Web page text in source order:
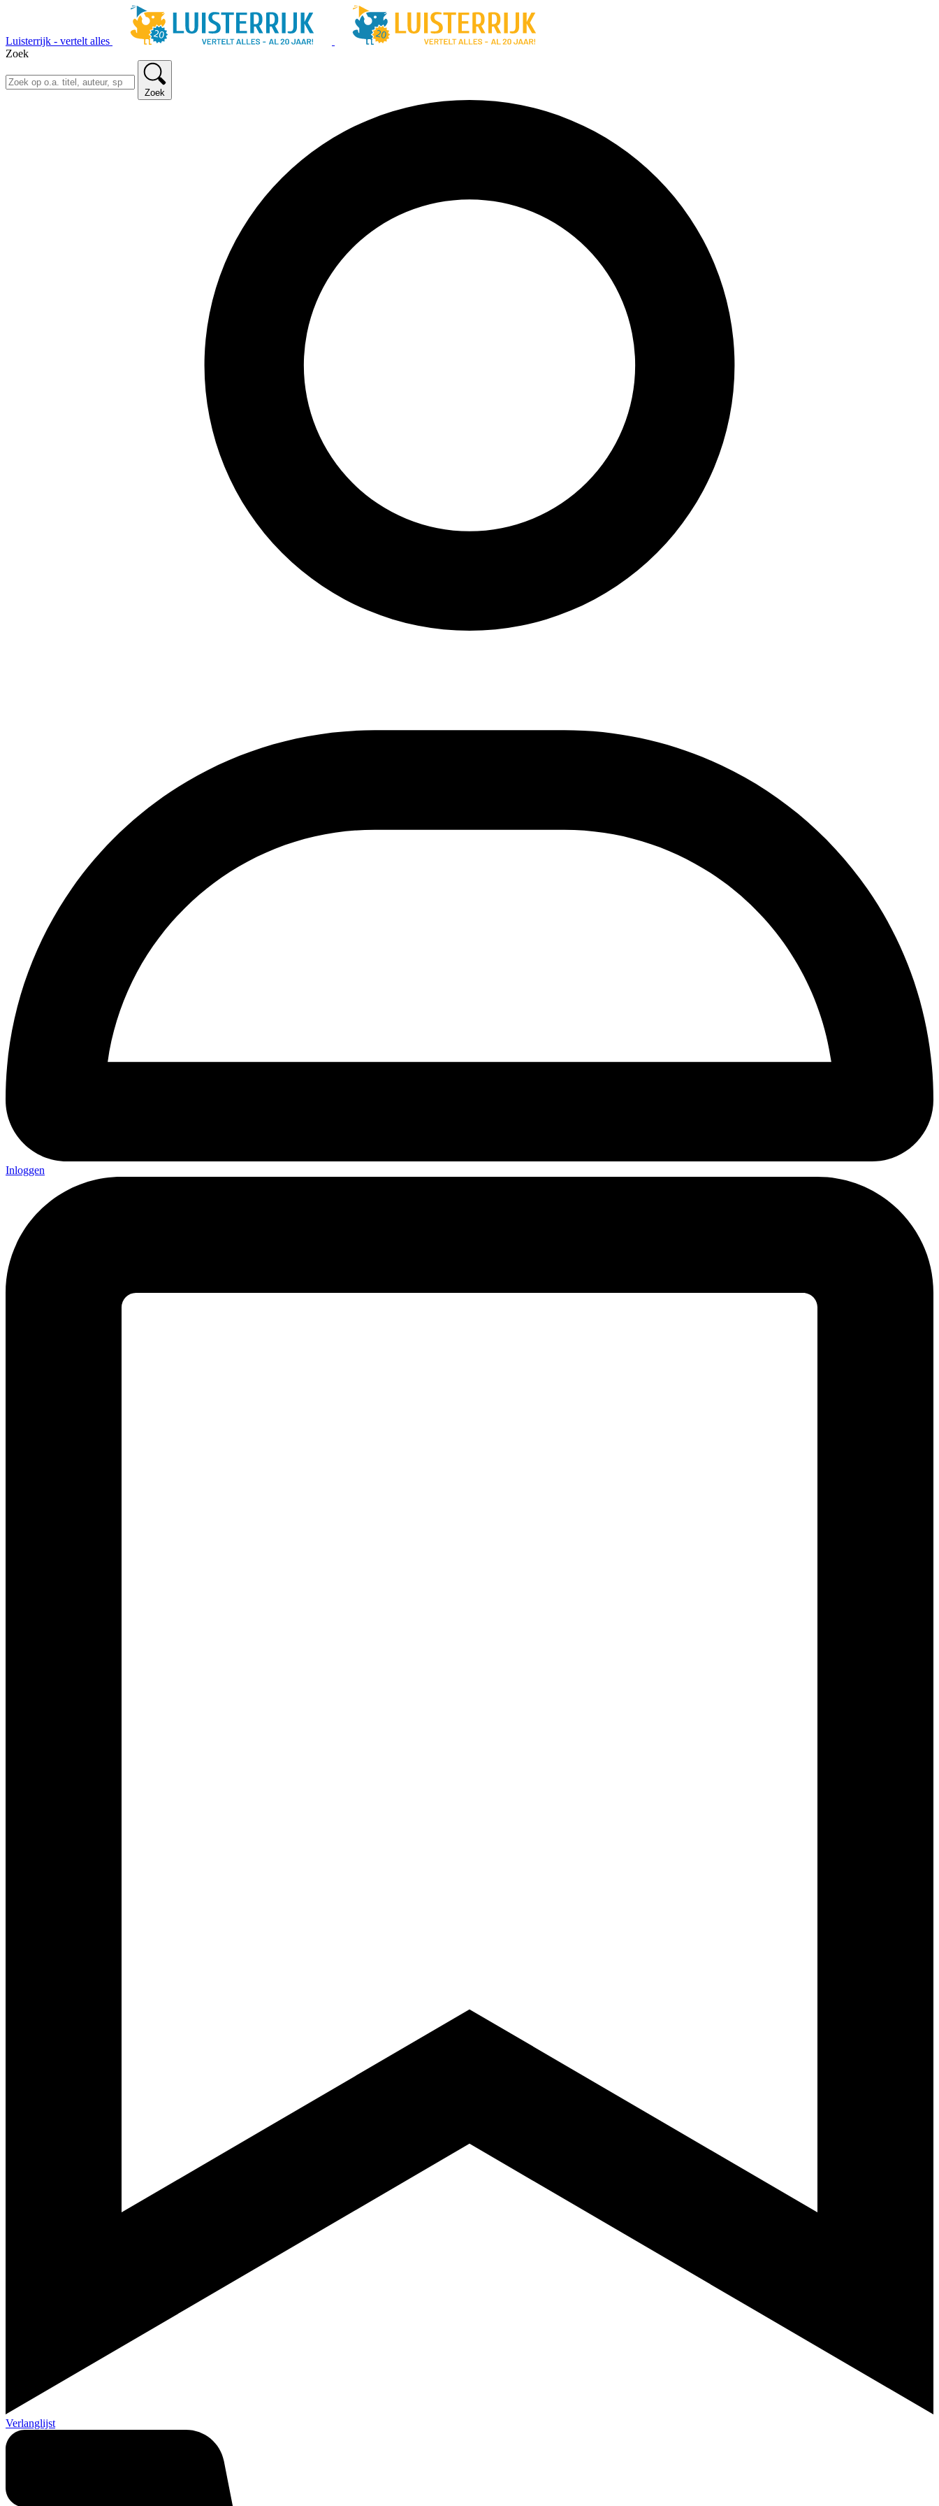
Luisterrijk - vertelt alles
Zoek
Zoek
Inloggen
Verlanglijst